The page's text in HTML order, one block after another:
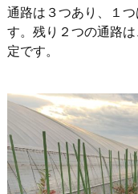
通路は３つあり、１
す。残り２つの通路
定です。